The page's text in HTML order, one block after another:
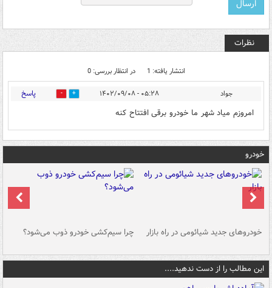
نظرات
انتشار یافته: 1 در انتظار بررسی: 0
جواد ۰۵:۲۸ - ۱۴۰۲/۰۹/۰۸ 0 پاسخ
امروزم میاد شهر ما خودرو برقی افتتاح کنه
خودرو
خودروهای جدید شیائومی در راه بازار چرا سیم‌کشی خودرو ذوب می‌شود؟
این مطالب را از دست ندهید....